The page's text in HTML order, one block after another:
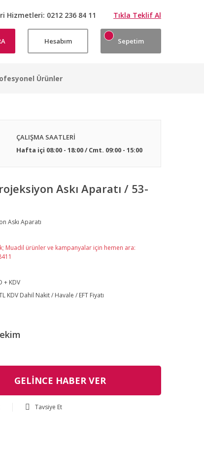
Hizmetleri: 0212 236 84 11 Tıkla Teklif Al
Hesabım Sepetim
Ürünler
ÇALIŞMA SAATLERİ
Hafta içi 08:00 - 18:00 / Cmt. 09:00 - 15:00
Askı Aparatı / 53-
Askı Aparatı
Muadil ürünler ve kampanyalar için hemen ara:
+ KDV
KDV Dahil Nakit / Havale / EFT Fiyatı
GELİNCE HABER VER
Tavsiye Et